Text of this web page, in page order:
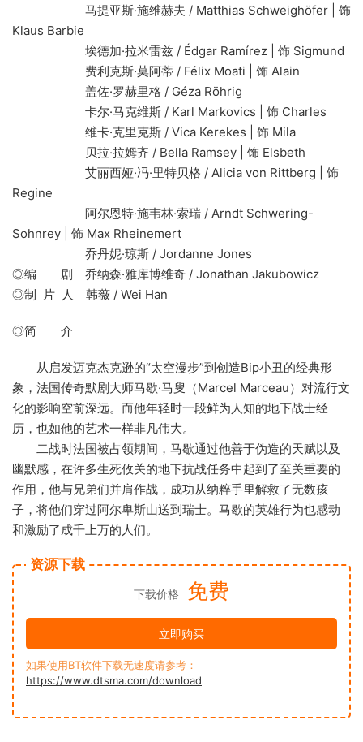
马提亚斯·施维赫夫 / Matthias Schweighöfer | 饰
Klaus Barbie
埃德加·拉米雷兹 / Édgar Ramírez | 饰 Sigmund
费利克斯·莫阿蒂 / Félix Moati | 饰 Alain
盖佐·罗赫里格 / Géza Röhrig
卡尔·马克维斯 / Karl Markovics | 饰 Charles
维卡·克里克斯 / Vica Kerekes | 饰 Mila
贝拉·拉姆齐 / Bella Ramsey | 饰 Elsbeth
艾丽西娅·冯·里特贝格 / Alicia von Rittberg | 饰
Regine
阿尔恩特·施韦林·索瑞 / Arndt Schwering-
Sohnrey | 饰 Max Rheinemert
乔丹妮·琼斯 / Jordanne Jones
◎编 剧 乔纳森·雅库博维奇 / Jonathan Jakubowicz
◎制 片 人 韩薇 / Wei Han
◎简 介
从启发迈克杰克逊的“太空漫步”到创造Bip小丑的经典形
象，法国传奇默剧大师马歇·马叟（Marcel Marceau）对流行文
化的影响空前深远。而他年轻时一段鲜为人知的地下战士经
历，也如他的艺术一样非凡伟大。
二战时法国被占领期间，马歇通过他善于伪造的天赋以及
幽默感，在许多生死攸关的地下抗战任务中起到了至关重要的
作用，他与兄弟们并肩作战，成功从纳粹手里解救了无数孩
子，将他们穿过阿尔卑斯山送到瑞士。马歇的英雄行为也感动
和激励了成千上万的人们。
资源下载
下载价格 免费
立即购买
如果使用BT软件下载无速度请参考：
https://www.dtsma.com/download